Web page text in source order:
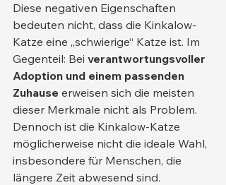
Diese negativen Eigenschaften
bedeuten nicht, dass die Kinkalow-
Katze eine „schwierige“ Katze ist. Im
Gegenteil: Bei verantwortungsvoller
Adoption und einem passenden
Zuhause erweisen sich die meisten
dieser Merkmale nicht als Problem.
Dennoch ist die Kinkalow-Katze
möglicherweise nicht die ideale Wahl,
insbesondere für Menschen, die
längere Zeit abwesend sind.